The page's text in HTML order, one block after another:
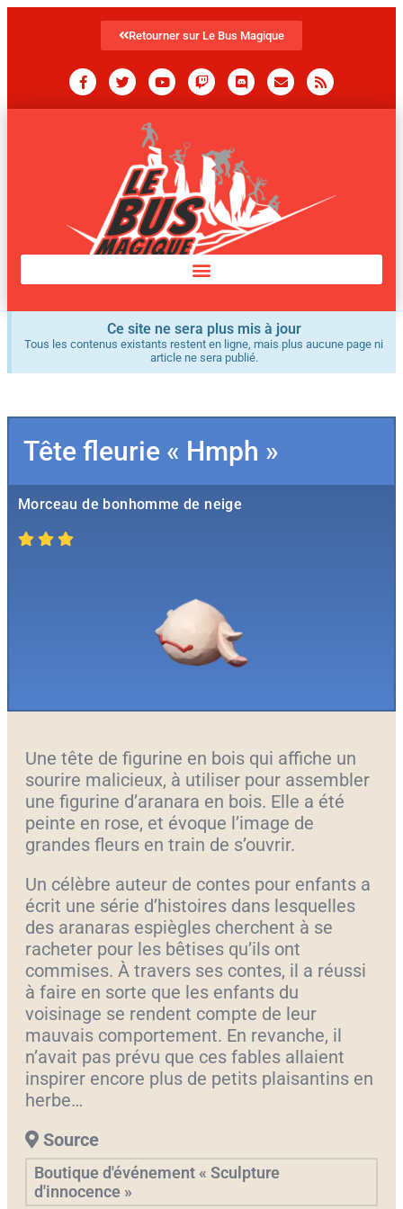
Retourner sur Le Bus Magique
Ce site ne sera plus mis à jour
Tous les contenus existants restent en ligne, mais plus aucune page ni
article ne sera publié.
Tête fleurie « Hmph »
Morceau de bonhomme de neige
Une tête de figurine en bois qui affiche un
sourire malicieux, à utiliser pour assembler
une figurine d’aranara en bois. Elle a été
peinte en rose, et évoque l’image de
grandes fleurs en train de s’ouvrir.
Un célèbre auteur de contes pour enfants a
écrit une série d’histoires dans lesquelles
des aranaras espiègles cherchent à se
racheter pour les bêtises qu’ils ont
commises. À travers ses contes, il a réussi
à faire en sorte que les enfants du
voisinage se rendent compte de leur
mauvais comportement. En revanche, il
n’avait pas prévu que ces fables allaient
inspirer encore plus de petits plaisantins en
herbe…
Source
Boutique d'événement « Sculpture
d'innocence »